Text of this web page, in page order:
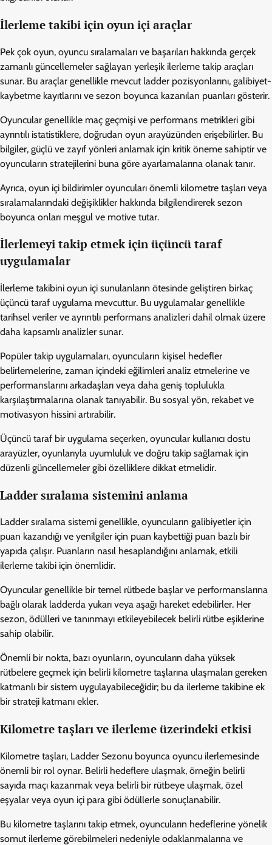
İlerleme takibi için oyun içi araçlar
Pek çok oyun, oyuncu sıralamaları ve başarıları hakkında gerçek
zamanlı güncellemeler sağlayan yerleşik ilerleme takip araçları
sunar. Bu araçlar genellikle mevcut ladder pozisyonlarını, galibiyet-
kaybetme kayıtlarını ve sezon boyunca kazanılan puanları gösterir.
Oyuncular genellikle maç geçmişi ve performans metrikleri gibi
ayrıntılı istatistiklere, doğrudan oyun arayüzünden erişebilirler. Bu
bilgiler, güçlü ve zayıf yönleri anlamak için kritik öneme sahiptir ve
oyuncuların stratejilerini buna göre ayarlamalarına olanak tanır.
Ayrıca, oyun içi bildirimler oyuncuları önemli kilometre taşları veya
sıralamalarındaki değişiklikler hakkında bilgilendirerek sezon
boyunca onları meşgul ve motive tutar.
İlerlemeyi takip etmek için üçüncü taraf
uygulamalar
İlerleme takibini oyun içi sunulanların ötesinde geliştiren birkaç
üçüncü taraf uygulama mevcuttur. Bu uygulamalar genellikle
tarihsel veriler ve ayrıntılı performans analizleri dahil olmak üzere
daha kapsamlı analizler sunar.
Popüler takip uygulamaları, oyuncuların kişisel hedefler
belirlemelerine, zaman içindeki eğilimleri analiz etmelerine ve
performanslarını arkadaşları veya daha geniş toplulukla
karşılaştırmalarına olanak tanıyabilir. Bu sosyal yön, rekabet ve
motivasyon hissini artırabilir.
Üçüncü taraf bir uygulama seçerken, oyuncular kullanıcı dostu
arayüzler, oyunlarıyla uyumluluk ve doğru takip sağlamak için
düzenli güncellemeler gibi özelliklere dikkat etmelidir.
Ladder sıralama sistemini anlama
Ladder sıralama sistemi genellikle, oyuncuların galibiyetler için
puan kazandığı ve yenilgiler için puan kaybettiği puan bazlı bir
yapıda çalışır. Puanların nasıl hesaplandığını anlamak, etkili
ilerleme takibi için önemlidir.
Oyuncular genellikle bir temel rütbede başlar ve performanslarına
bağlı olarak ladderda yukarı veya aşağı hareket edebilirler. Her
sezon, ödülleri ve tanınmayı etkileyebilecek belirli rütbe eşiklerine
sahip olabilir.
Önemli bir nokta, bazı oyunların, oyuncuların daha yüksek
rütbelere geçmek için belirli kilometre taşlarına ulaşmaları gereken
katmanlı bir sistem uygulayabileceğidir; bu da ilerleme takibine ek
bir strateji katmanı ekler.
Kilometre taşları ve ilerleme üzerindeki etkisi
Kilometre taşları, Ladder Sezonu boyunca oyuncu ilerlemesinde
önemli bir rol oynar. Belirli hedeflere ulaşmak, örneğin belirli
sayıda maçı kazanmak veya belirli bir rütbeye ulaşmak, özel
eşyalar veya oyun içi para gibi ödüllerle sonuçlanabilir.
Bu kilometre taşlarını takip etmek, oyuncuların hedeflerine yönelik
somut ilerleme görebilmeleri nedeniyle odaklanmalarına ve